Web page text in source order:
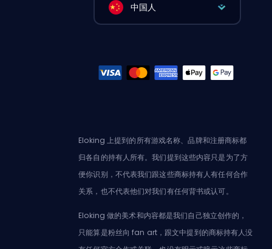
中国人
Eloking 上提到的所有游戏名称、品牌和注册商标都
归各自的持有人所有。我们提到这些内容只是为了方
便你识别，不代表我们跟这些商标持有人有任何合作
关系，也不代表他们对我们有任何背书或认可。
Eloking 做的美术和内容都是我们自己独立创作的，
只能算是粉丝向 fan art，跟文中提到的商标持有人没